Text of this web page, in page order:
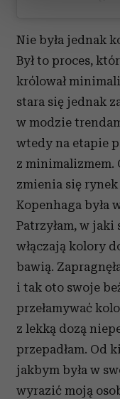
Wykorzystujemy
i reklam, aby
korzystasz z naszej
Partnerzy mogą
otrzymanymi od
korzystania z ich
Nie była jednak
Był to proces,
królował
stara się jednak
w modzie
wtedy na etapie
z minimalizmem.
zmienia się
Kopenhaga była
Patrzyłam, w
włączają kolory
bawią.
i tak oto swoje
przełamywać
z lekką dozą
przepadłam. Od
jakbym była w
wyrazić moją